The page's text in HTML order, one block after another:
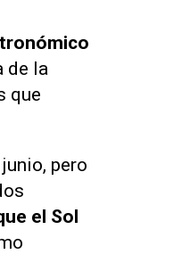
de la
que
pero
el Sol